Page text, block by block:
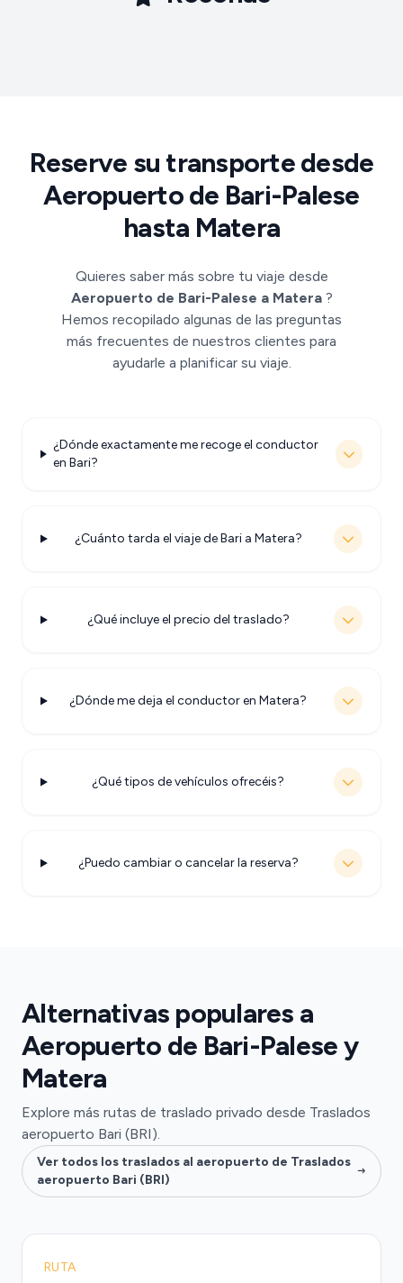
Reserve su transporte desde
Aeropuerto de Bari-Palese
hasta Matera
Quieres saber más sobre tu viaje desde
Aeropuerto de Bari-Palese a Matera ?
Hemos recopilado algunas de las preguntas
más frecuentes de nuestros clientes para
ayudarle a planificar su viaje.
¿Dónde exactamente me recoge el conductor
en Bari?
¿Cuánto tarda el viaje de Bari a Matera?
¿Qué incluye el precio del traslado?
¿Dónde me deja el conductor en Matera?
¿Qué tipos de vehículos ofrecéis?
¿Puedo cambiar o cancelar la reserva?
Alternativas populares a
Aeropuerto de Bari-Palese y
Matera
Explore más rutas de traslado privado desde Traslados
aeropuerto Bari (BRI).
Ver todos los traslados al aeropuerto de Traslados
aeropuerto Bari (BRI)
RUTA